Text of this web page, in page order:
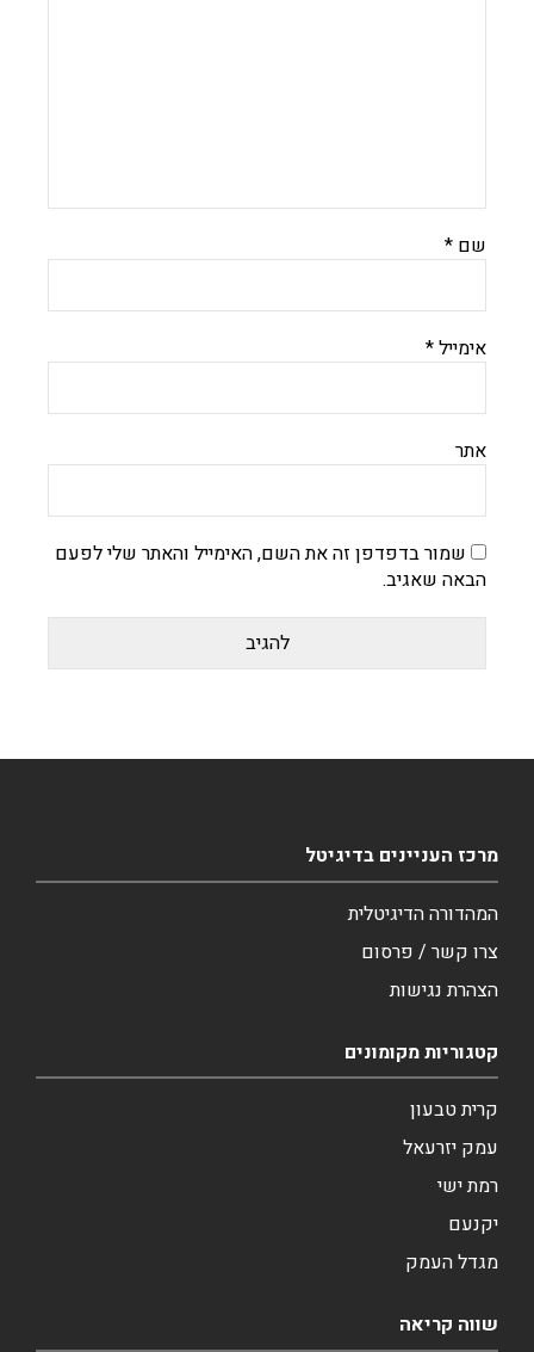
שם *
אימייל*
אתר
שמור בדפדפן זה את השם, האימייל והאתר שלי לפעם
הבאה שאגיב.
מרכז העניינים בדיגיטל
המהדורה הדיגיטלית
צרו קשר / פרסום
הצהרת נגישות
קטגוריות מקומונים
קרית טבעון
עמק יזרעאל
רמת ישי
יקנעם
מגדל העמק
שווה קריאה